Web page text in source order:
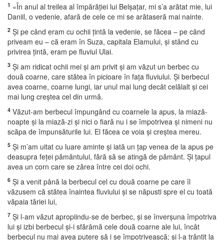
1 «În anul al treilea al împărăţiei lui Belşaţar, mi s’a arătat mie, lui
Daniil, o vedenie, afară de cele ce mi se arătaseră mai nainte.
2 Şi pe când eram cu ochii ţintă la vedenie, se făcea – pe când
priveam eu – că eram în Suza, capitala Elamului, şi stând cu
privirea ţintă, eram pe fluviul Ulai.
3 Şi am ridicat ochii mei şi am privit şi am văzut un berbec cu
două coarne, care stătea în picioare în faţa fluviului. Şi berbecul
avea coarne, coarne lungi, iar unul mai lung decât celălalt şi cei
mai lung creştea cel din urmă.
4 Văzut-am berbecul împungând cu coarnele la apus, la miază-
noapte şi la miază-zi şi nici o fiară nu i se împotrivea şi nimeni nu
scăpa de împunsăturile lui. El făcea ce voia şi creştea mereu.
5 Şi m’am uitat cu luare aminte şi iată un ţap venea de la apus pe
deasupra feţei pământului, fără să se atingă de pământ. Şi ţapul
avea un corn care se zărea între cei doi ochi.
6 Şi a venit până la berbecul cel cu două coarne pe care îl
văzusem că stătea înaintea fluviului şi se năpusti spre el cu toată
văpaia tăriei lui,
7 Şi l-am văzut apropiindu-se de berbec, şi se înverşuna împotriva
lui şi izbi berbecul şi-i sfărâmă cele două coarne ale lui, încât
berbecul nu mai avea putere să i se împotrivească; şi l-a trântit la